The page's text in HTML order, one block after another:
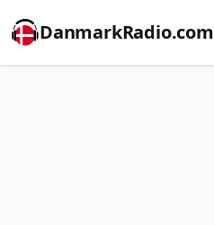
DanmarkRadio.com